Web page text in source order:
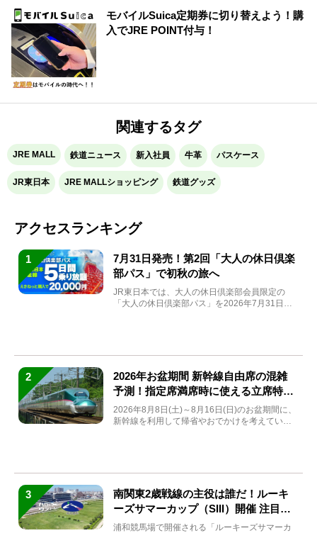
モバイルSuica定期券に切り替えよう！購
入でJRE POINT付与！
関連するタグ
JRE MALL 鉄道ニュース 新入社員 牛革 パスケース
JR東日本 JRE MALLショッピング 鉄道グッズ
アクセスランキング
1
7月31日発売！第2回「大人の休日倶楽
部パス」で初秋の旅へ
JR東日本では、大人の休日倶楽部会員限定の
「大人の休日倶楽部パス」を2026年7月31日
2
2026年お盆期間 新幹線自由席の混雑
予測！指定席満席時に使える立席特急
券も解説
2026年8月8日(土)～8月16日(日)のお盆期間に、
新幹線を利用して帰省やおでかけを考えている
3
南関東2歳戦線の主役は誰だ！ルーキ
ーズサマーカップ（SIII）開催 注目馬
と見どころをチェック
浦和競馬場で開催される「ルーキーズサマーカ